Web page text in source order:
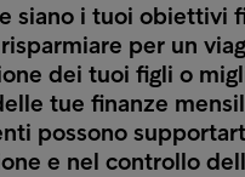
siano i tuoi obiettivi
per un
dei tuoi figli o
tue finanze
possono
e nel controllo